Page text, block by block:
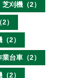
芝刈機（2）
）
2）
業台車（2）
2）